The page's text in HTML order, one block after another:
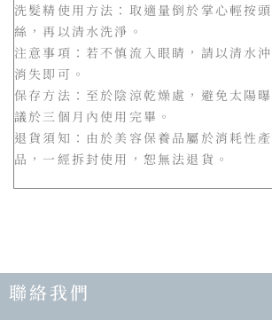
洗髮精使用方法：取適量倒於掌心輕按
絲，再以清水洗淨。
注意事項：若不慎流入眼睛，請以清水
消失即可。
保存方法：至於陰涼乾燥處，避免太陽
議於三個月內使用完畢。
退貨須知：由於美容保養品屬於消耗性
品，一經拆封使用，恕無法退貨。
聯絡我們